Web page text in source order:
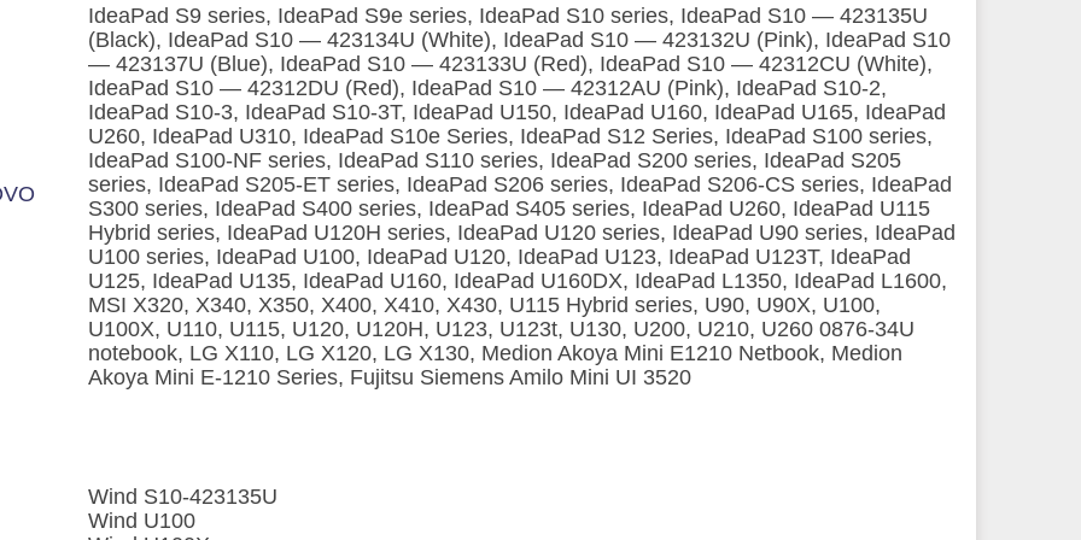
IdeaPad S9 series, IdeaPad S9e series, IdeaPad S10 series, IdeaPad S10 ― 423135U
(Black), IdeaPad S10 ― 423134U (White), IdeaPad S10 ― 423132U (Pink), IdeaPad S10
― 423137U (Blue), IdeaPad S10 ― 423133U (Red), IdeaPad S10 ― 42312CU (White),
IdeaPad S10 ― 42312DU (Red), IdeaPad S10 ― 42312AU (Pink), IdeaPad S10-2,
IdeaPad S10-3, IdeaPad S10-3T, IdeaPad U150, IdeaPad U160, IdeaPad U165, IdeaPad
U260, IdeaPad U310, IdeaPad S10e Series, IdeaPad S12 Series, IdeaPad S100 series,
IdeaPad S100-NF series, IdeaPad S110 series, IdeaPad S200 series, IdeaPad S205
series, IdeaPad S205-ET series, IdeaPad S206 series, IdeaPad S206-CS series, IdeaPad
S300 series, IdeaPad S400 series, IdeaPad S405 series, IdeaPad U260, IdeaPad U115
Hybrid series, IdeaPad U120H series, IdeaPad U120 series, IdeaPad U90 series, IdeaPad
U100 series, IdeaPad U100, IdeaPad U120, IdeaPad U123, IdeaPad U123T, IdeaPad
U125, IdeaPad U135, IdeaPad U160, IdeaPad U160DX, IdeaPad L1350, IdeaPad L1600,
MSI X320, X340, X350, X400, X410, X430, U115 Hybrid series, U90, U90X, U100,
U100X, U110, U115, U120, U120H, U123, U123t, U130, U200, U210, U260 0876-34U
notebook, LG X110, LG X120, LG X130, Medion Akoya Mini E1210 Netbook, Medion
Akoya Mini E-1210 Series, Fujitsu Siemens Amilo Mini UI 3520
Wind S10-423135U
Wind U100